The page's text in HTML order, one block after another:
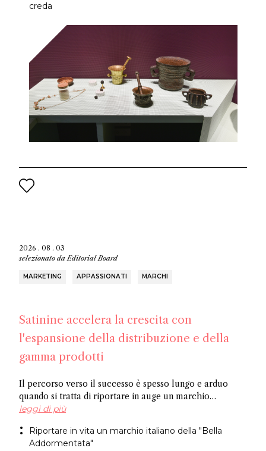
creda
2026 . 08 . 03
selezionato daEditorial Board
MARKETING APPASSIONATI MARCHI
Satinine accelera la crescita con
l'espansione della distribuzione e della
gamma prodotti
Il percorso verso il successo è spesso lungo e arduo
quando si tratta di riportare in auge un marchio
dimenticato. Officina Satine ha radici che risalgono al
riscosso successo commerciale in Italia tra le due
guerre. Ora, un ex dirigente di Fueguia 1833 è alla guida
leggi di più
Riportare in vita un marchio italiano della "Bella
Addormentata"